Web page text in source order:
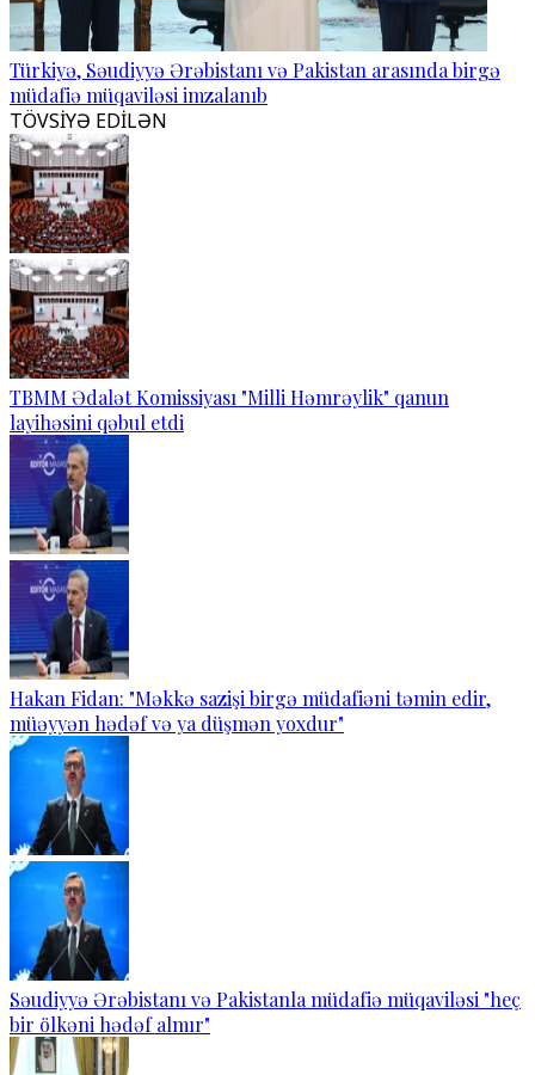
Türkiyə, Səudiyyə Ərəbistanı və Pakistan arasında birgə
müdafiə müqaviləsi imzalanıb
TÖVSİYƏ EDİLƏN
TBMM Ədalət Komissiyası "Milli Həmrəylik" qanun
layihəsini qəbul etdi
Hakan Fidan: "Məkkə sazişi birgə müdafiəni təmin edir,
müəyyən hədəf və ya düşmən yoxdur"
Səudiyyə Ərəbistanı və Pakistanla müdafiə müqaviləsi "heç
bir ölkəni hədəf almır"